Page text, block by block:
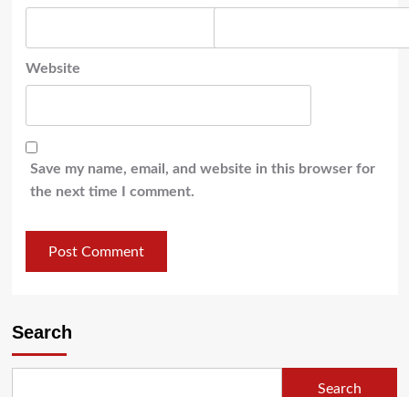
Website
Save my name, email, and website in this browser for
the next time I comment.
Search
Search